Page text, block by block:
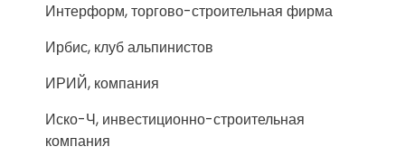
Интерформ, торгово-строительная фирма
Ирбис, клуб альпинистов
ИРИЙ, компания
Иско-Ч, инвестиционно-строительная
компания